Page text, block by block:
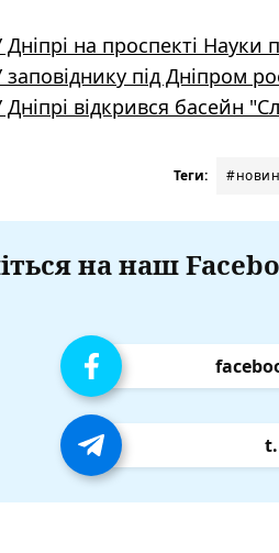
Дніпрі на проспекті Науки
заповіднику під Дніпром
Дніпрі відкрився басейн
Теги:
на наш